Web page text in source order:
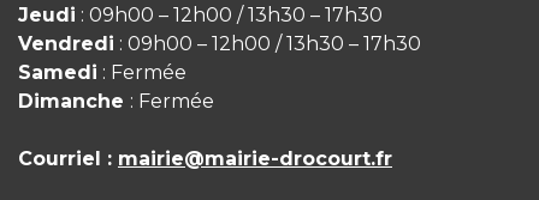
Jeudi : 09h00 – 12h00 / 13h30 – 17h30
Vendredi : 09h00 – 12h00 / 13h30 – 17h30
Samedi : Fermée
Dimanche : Fermée
Courriel : mairie@mairie-drocourt.fr